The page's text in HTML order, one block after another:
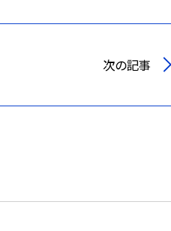
次の記事